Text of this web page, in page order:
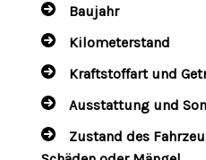
Baujahr
Kilometerstand
Kraftstoffart und
Ausstattung und
Zustand des